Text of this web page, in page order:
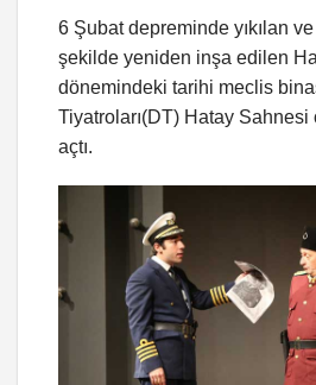
6 Şubat depreminde yıkılan
şekilde yeniden inşa edilen
dönemindeki tarihi meclis
Tiyatroları(DT) Hatay
açtı.